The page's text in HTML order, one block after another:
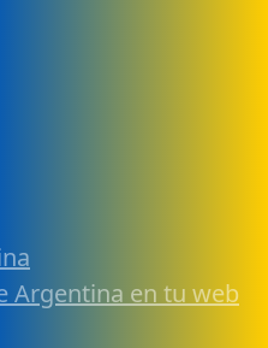
Argentina en tu web